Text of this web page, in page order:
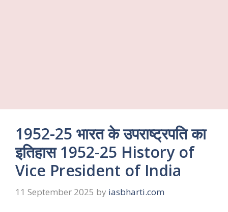
1952-25 भारत के उपराष्ट्रपति का
इतिहास 1952-25 History of
Vice President of India
11 September 2025 by iasbharti.com